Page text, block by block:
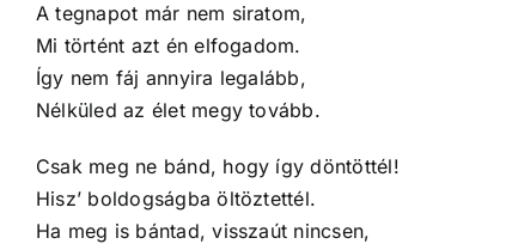
A tegnapot már nem siratom,
Mi történt azt én elfogadom.
Így nem fáj annyira legalább,
Nélküled az élet megy tovább.
Csak meg ne bánd, hogy így döntöttél!
Hisz’ boldogságba öltöztettél.
Ha meg is bántad, visszaút nincsen,